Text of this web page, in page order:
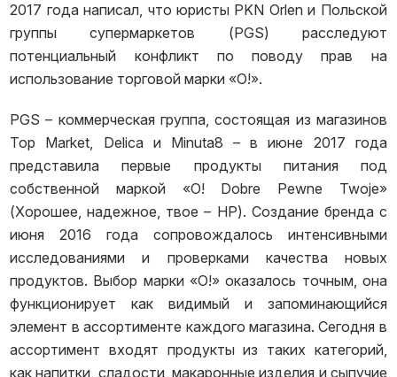
2017 года написал, что юристы PKN Orlen и Польской
группы супермаркетов (PGS) расследуют
потенциальный конфликт по поводу прав на
использование торговой марки «O!».
PGS – коммерческая группа, состоящая из магазинов
Top Market, Delica и Minuta8 – в июне 2017 года
представила первые продукты питания под
собственной маркой «O! Dobre Pewne Twoje»
(Хорошее, надежное, твое – НР). Создание бренда с
июня 2016 года сопровождалось интенсивными
исследованиями и проверками качества новых
продуктов. Выбор марки «О!» оказалось точным, она
функционирует как видимый и запоминающийся
элемент в ассортименте каждого магазина. Сегодня в
ассортимент входят продукты из таких категорий,
как напитки, сладости, макаронные изделия и сыпучие